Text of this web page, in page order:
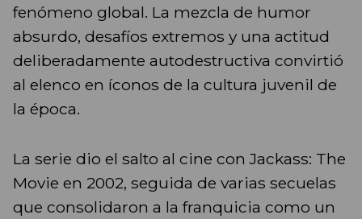
fenómeno global. La mezcla de humor
absurdo, desafíos extremos y una actitud
deliberadamente autodestructiva convirtió
al elenco en íconos de la cultura juvenil de
la época.
La serie dio el salto al cine con Jackass: The
Movie en 2002, seguida de varias secuelas
que consolidaron a la franquicia como un